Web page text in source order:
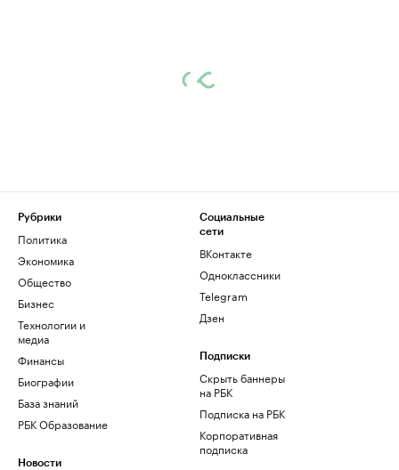
Рубрики
Политика
Экономика
Общество
Бизнес
Технологии и
медиа
Финансы
Биографии
База знаний
РБК Образование
Новости
Социальные
сети
ВКонтакте
Одноклассники
Telegram
Дзен
Подписки
Скрыть баннеры
на РБК
Подписка на РБК
Корпоративная
подписка